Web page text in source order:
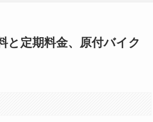
と定期料金、原付バイク